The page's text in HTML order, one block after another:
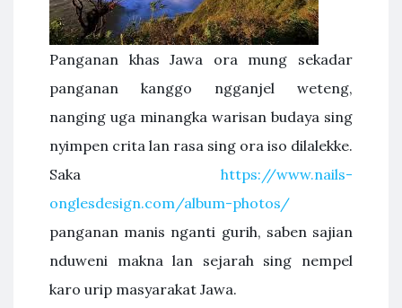
Panganan khas Jawa ora mung sekadar
panganan kanggo ngganjel weteng,
nanging uga minangka warisan budaya sing
nyimpen crita lan rasa sing ora iso dilalekke.
Saka https://www.nails-
onglesdesign.com/album-photos/
panganan manis nganti gurih, saben sajian
nduweni makna lan sejarah sing nempel
karo urip masyarakat Jawa.